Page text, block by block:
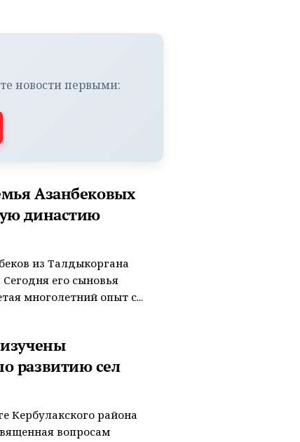
новости первыми:
Азанбековых
династию
из Талдыкоргана
его сыновья
многолетний опыт с...
развитию сел
Кербулакского района
вопросам